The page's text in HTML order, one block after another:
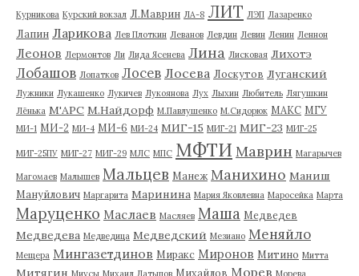
Курникова Курский вокзал Л.Маврин ЛА-8 ЛИТ ЛЭП Лазаренко
Лапин Ларикова Лев Плоткин Леванов Левдин Левин Ленин Леннон
Леонов Лермонтов Ли Лида Ясенева Лина Лисковая Лихотэ
Лобашов Лопатков Лосев Лосева Лоскутов Луганский
Лужники Лукашенко Лукичев Лукоянова Лух Лыхин Любитель Лягушкин
Лёнька М'АРС М.Найдорф М.Павлушенко М.Сидорюк МАКС МГУ
МИ-1 МИ-2 МИ-4 МИ-6 МИ-24 МИГ-15 МИГ-21 МИГ-23 МИГ-25
МИГ-25ПУ МИГ-27 МИГ-29 МЛС МПС МФТИ Маврин Магарычев
Магомаев Малышев Мальцев Манеж Манихино Маниш
Мануйлович Маргарита Маринина Мария Яковлевна Маросейка Марта
Маруценко Маслаев Масляев Маша Медведев
Медведева Медведица Медведский Мезиано Меняйло
Мещера Мингазетдинов Миракс Миронов Митино Митта
Митягин Миусы Михаил Латыпов Михайлов Морев Морева